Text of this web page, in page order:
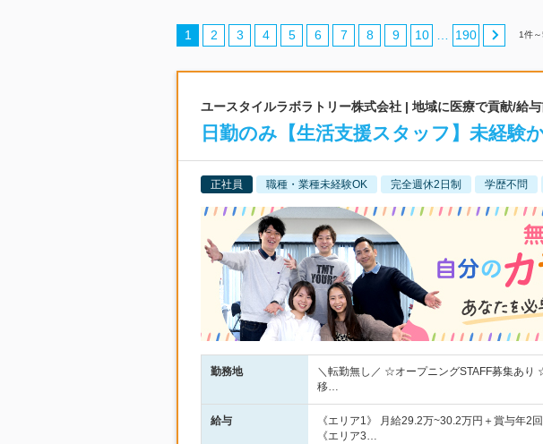
1 2 3 4 5 6 7 8 9 10 … 190 1件～
ユースタイルラボラトリー株式会社 | 地域に医療で貢献/給
日勤のみ【生活支援スタッフ】未経験
正社員 職種・業種未経験OK 完全週休2日制 学歴不問
勤務地
＼転勤無し／ ☆オープニングSTAFF募集あ
移…
給与
《エリア1》 月給29.2万~30.2万円＋賞与年2
《エリア3…